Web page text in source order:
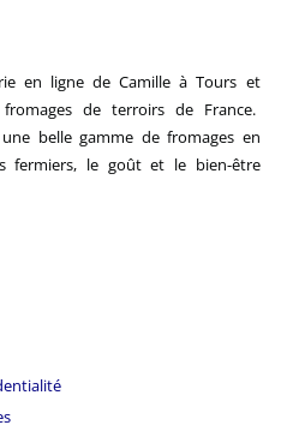
en ligne de Camille à Tours et
de terroirs de France.
belle gamme de fromages en
fermiers, le goût et le bien-être